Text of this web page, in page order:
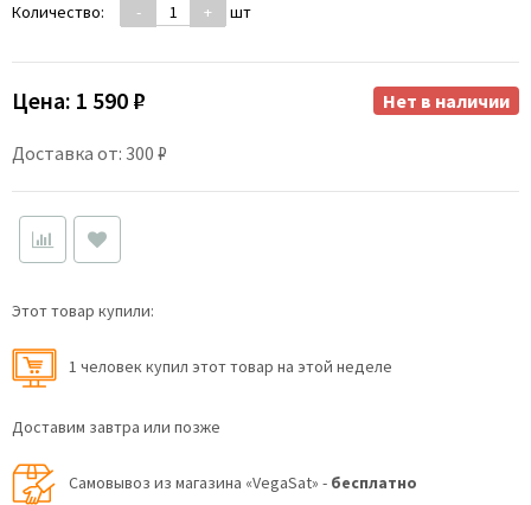
Количество: - + шт
Цена: 1 590 ₽
Доставка от: 300 ₽
Нет в наличии
Этот товар купили:
1 человек купил этот товар на этой неделе
Доставим завтра или позже
Самовывоз из магазина «VegaSat» - бесплатно